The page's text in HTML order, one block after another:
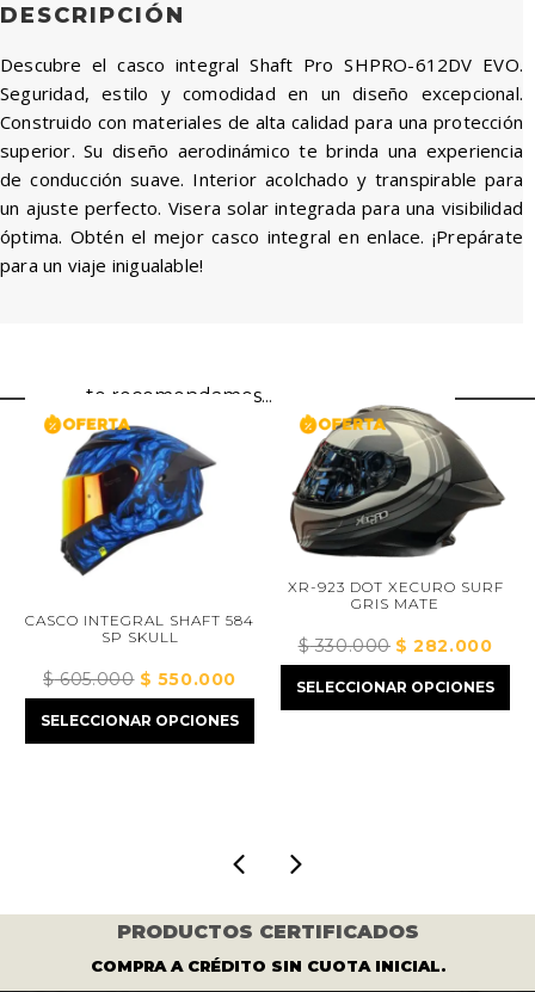
DESCRIPCIÓN
Descubre el casco integral Shaft Pro SHPRO-612DV EVO.
Seguridad, estilo y comodidad en un diseño excepcional.
Construido con materiales de alta calidad para una protección
superior. Su diseño aerodinámico te brinda una experiencia
de conducción suave. Interior acolchado y transpirable para
un ajuste perfecto. Visera solar integrada para una visibilidad
óptima. Obtén el mejor casco integral en enlace. ¡Prepárate
para un viaje inigualable!
te recomendamos...
CASCO INTEGRAL SHAFT 584
SP SKULL
$605.000El
precio
original
$550.000El
precio
actual
SELECCIONAR OPCIONES
XR-923 DOT XECURO SURF
GRIS MATE
$330.000El
precio
original
$282.000El
actual
SELECCIONAR OPCIONES
PRODUCTOS CERTIFICADOS
COMPRA A CRÉDITO SIN CUOTA INICIAL.